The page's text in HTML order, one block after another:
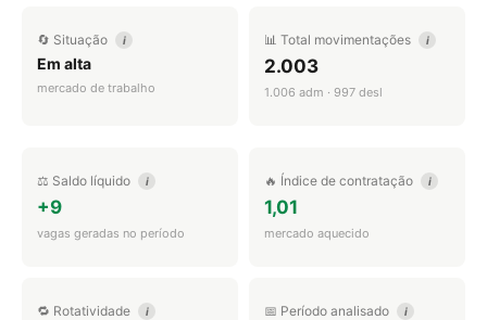
🔄 Situação i
Em alta
mercado de trabalho
📊 Total movimentações i
2.003
1.006 adm · 997 desl
⚖️ Saldo líquido i
+9
vagas geradas no período
🔥 Índice de contratação i
1,01
mercado aquecido
🔁 Rotatividade i 📅 Período analisado i